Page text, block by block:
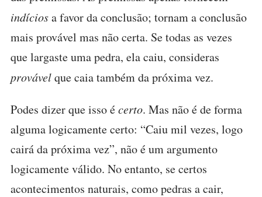
indíciosa favor da conclusão; tornam a conclusão
mais provável mas não certa. Se todas as vezes
que largaste uma pedra, ela caiu, consideras
provávelque caia também da próxima vez.
Podes dizer que isso écerto. Mas não é de forma
alguma logicamente certo: “Caiu mil vezes, logo
cairá da próxima vez”, não é um argumento
logicamente válido. No entanto, se certos
acontecimentos naturais, como pedras a cair,